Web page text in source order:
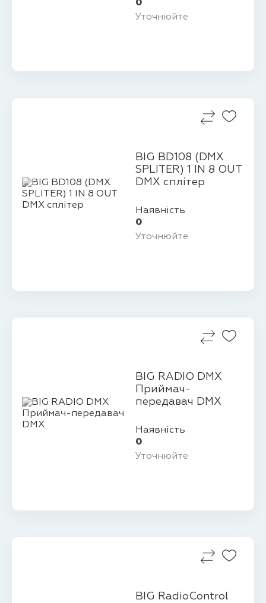
0
Уточнюйте
BIG BD108 (DMX
SPLITER) 1 IN 8 OUT
DMX сплітер
Наявність
0
Уточнюйте
BIG RADIO DMX
Приймач-
передавач DMX
Наявність
0
Уточнюйте
BIG RadioControl